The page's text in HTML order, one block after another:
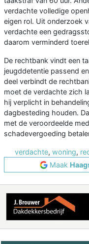
verdachte volledige
eigen rol. Uit onderzoek
verdachte een
daarom verminderd
De rechtbank vindt een
jeugddetentie passend
deel verbindt de
moet de verdachte zich
hij verplicht in
dagbesteding houden.
met de veroordeelde
schadevergoeding
verdachte, woning,
Maak